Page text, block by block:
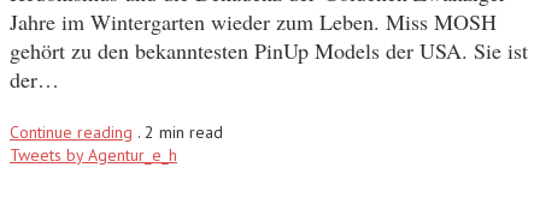
Jahre im Wintergarten wieder zum Leben. Miss MOSH
gehört zu den bekanntesten PinUp Models der USA. Sie ist
der…
Continue reading . 2 min read
Tweets by Agentur_e_h